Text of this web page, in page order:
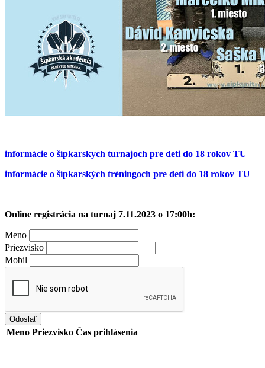
informácie o šípkarskych turnajoch pre deti do 18 rokov TU
informácie o šípkarských tréningoch pre deti do 18 rokov TU
Online registrácia na turnaj 7.11.2023 o 17:00h:
Meno
Priezvisko
Mobil
Odoslať
Meno Priezvisko Čas prihlásenia